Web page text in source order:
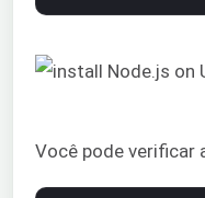
Você pode verificar